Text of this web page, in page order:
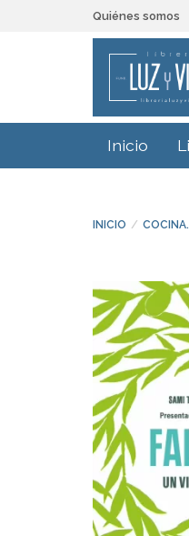
Quiénes somos
Inicio
INICIO